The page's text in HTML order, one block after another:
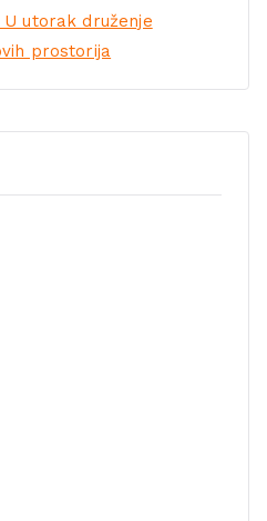
U utorak druženje
prostorija